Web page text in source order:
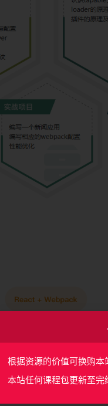
根据资源的价值可换购本
本站任何课程包更新至完